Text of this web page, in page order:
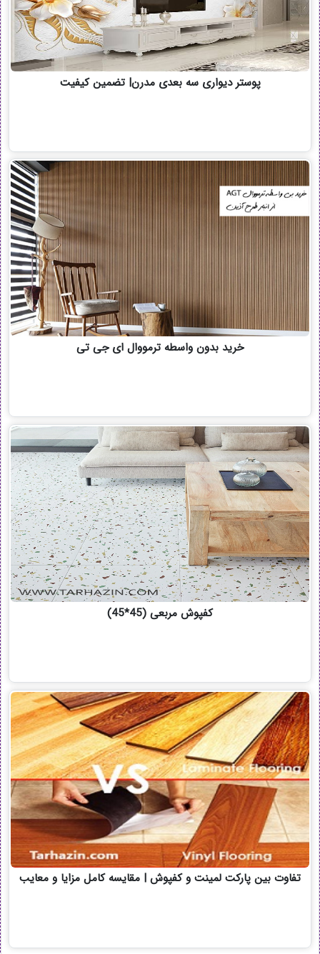
پوستر دیواری سه بعدی مدرن| تضمین کیفیت
خرید بدون واسطه ترمووال ای جی تی
کفپوش مربعی (45*45)
تفاوت بین پارکت لمینت و کفپوش | مقایسه کامل مزایا و معایب